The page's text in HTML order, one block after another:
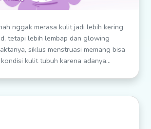
nggak merasa kulit jadi lebih kering
tetapi lebih lembap dan glowing
siklus menstruasi memang bisa
kulit tubuh karena adanya...